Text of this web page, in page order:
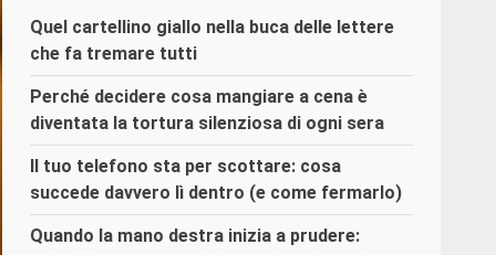
Quel cartellino giallo nella buca delle lettere
che fa tremare tutti
Perché decidere cosa mangiare a cena è
diventata la tortura silenziosa di ogni sera
Il tuo telefono sta per scottare: cosa
succede davvero lì dentro (e come fermarlo)
Quando la mano destra inizia a prudere: